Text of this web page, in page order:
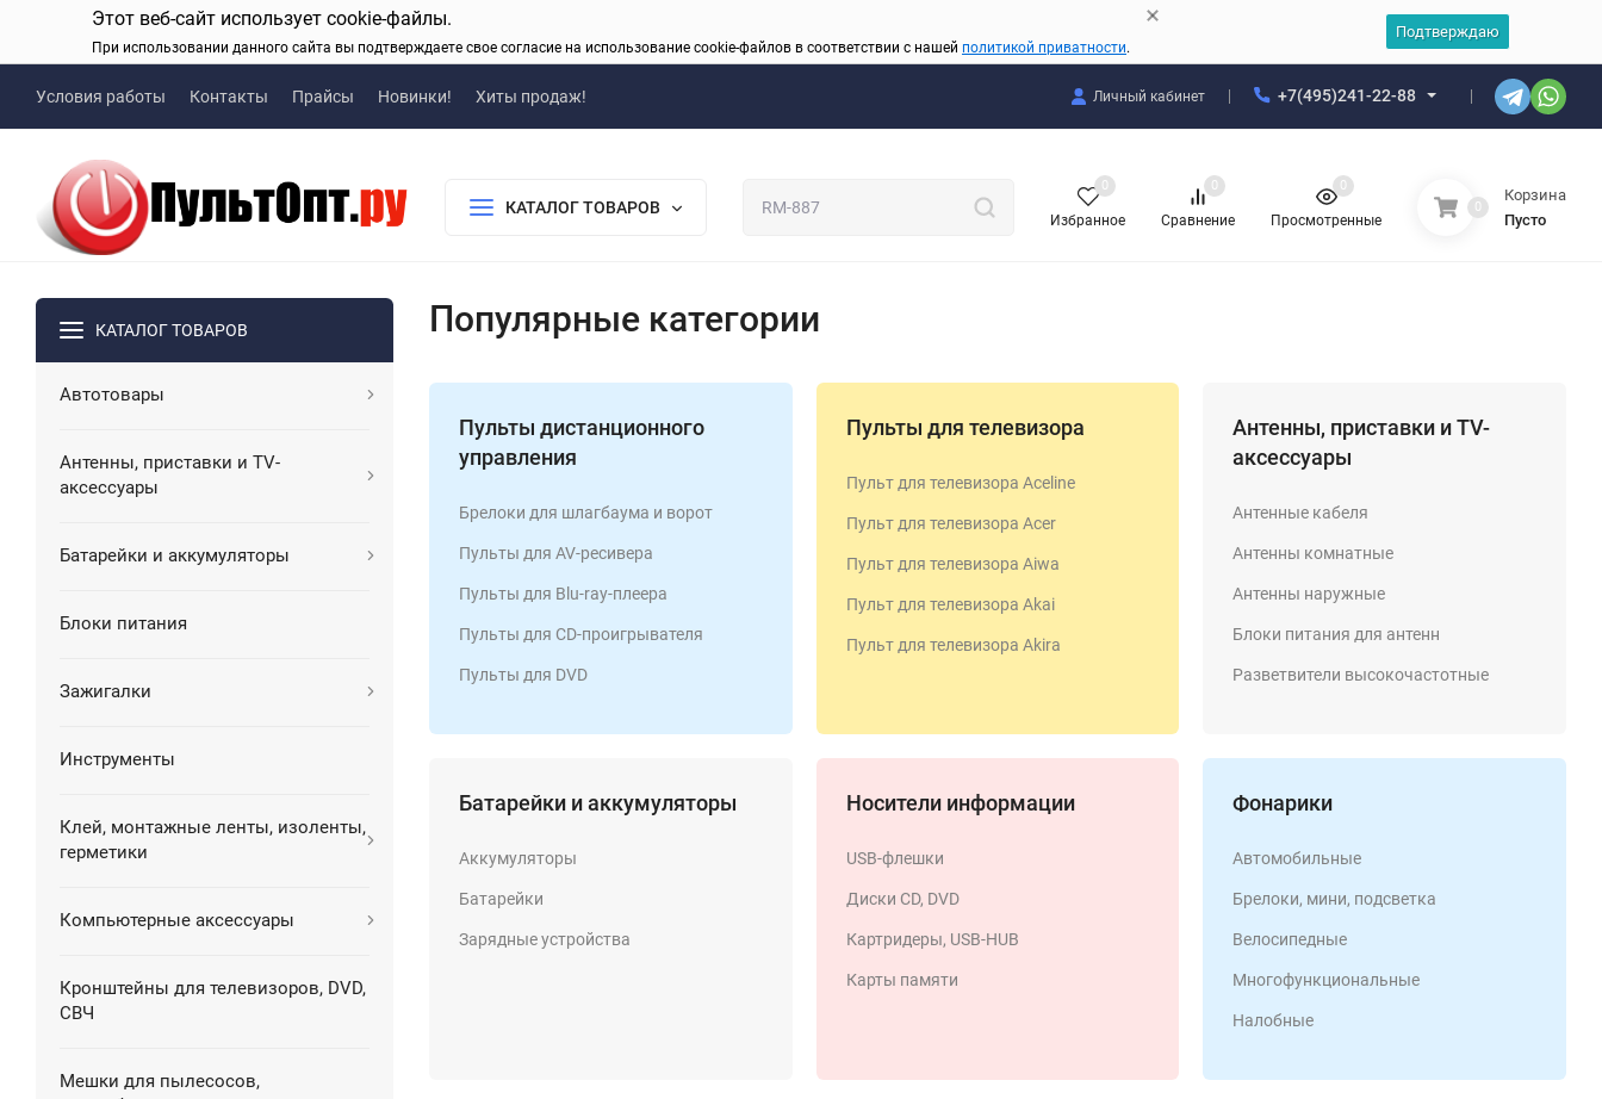
Этот веб-сайт использует cookie-файлы.
При использовании данного сайта вы подтверждаете свое согласие на использование cookie-файлов в соответствии с нашей политикой приватности.
Подтверждаю
Условия работы Контакты Прайсы Новинки! Хиты продаж! Личный кабинет +7(495)241-22-88
КАТАЛОГ ТОВАРОВ
Избранное
0
Сравнение
0
Просмотренные
0
0
Корзина
Пусто
КАТАЛОГ ТОВАРОВ
Автотовары
Антенны, приставки и TV-
аксессуары
Батарейки и аккумуляторы
Блоки питания
Зажигалки
Инструменты
Клей, монтажные ленты, изоленты,
герметики
Компьютерные аксессуары
Кронштейны для телевизоров, DVD,
СВЧ
Мешки для пылесосов,
Популярные категории
Пульты дистанционного
управления
Брелоки для шлагбаума и ворот
Пульты для AV-ресивера
Пульты для Blu-ray-плеера
Пульты для CD-проигрывателя
Пульты для DVD
Пульты для телевизора
Пульт для телевизора Aceline
Пульт для телевизора Acer
Пульт для телевизора Aiwa
Пульт для телевизора Akai
Пульт для телевизора Akira
Антенны, приставки и TV-
аксессуары
Антенные кабеля
Антенны комнатные
Антенны наружные
Блоки питания для антенн
Разветвители высокочастотные
Батарейки и аккумуляторы
Аккумуляторы
Батарейки
Зарядные устройства
Носители информации
USB-флешки
Диски CD, DVD
Картридеры, USB-HUB
Карты памяти
Фонарики
Автомобильные
Брелоки, мини, подсветка
Велосипедные
Многофункциональные
Налобные